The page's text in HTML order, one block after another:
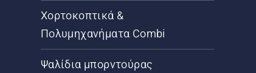
Χορτοκοπτικά &
Πολυμηχανήματα Combi
Ψαλίδια μπορντούρας